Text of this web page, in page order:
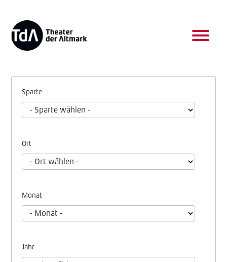
Sparte
Ort
Monat
Jahr